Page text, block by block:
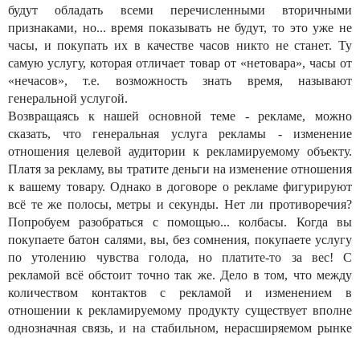
будут обладать всеми перечисленными вторичными
признаками, но... время показывать не будут, то это уже не
часы, и покупать их в качестве часов никто не станет. Ту
самую услугу, которая отличает товар от «нетовара», часы от
«нечасов», т.е. возможность знать время, называют
генеральной услугой.
Возвращаясь к нашей основной теме - рекламе, можно
сказать, что генеральная услуга рекламы - изменение
отношения целевой аудитории к рекламируемому объекту.
Платя за рекламу, вы тратите деньги на изменение отношения
к вашему товару. Однако в договоре о рекламе фигурируют
всё те же полосы, метры и секунды. Нет ли противоречия?
Попробуем разобраться с помощью... колбасы. Когда вы
покупаете батон салями, вы, без сомнения, покупаете услугу
по утолению чувства голода, но платите-то за вес! С
рекламой всё обстоит точно так же. Дело в том, что между
количеством контактов с рекламой и изменением в
отношении к рекламируемому продукту существует вполне
однозначная связь, и на стабильном, нерасширяемом рынке